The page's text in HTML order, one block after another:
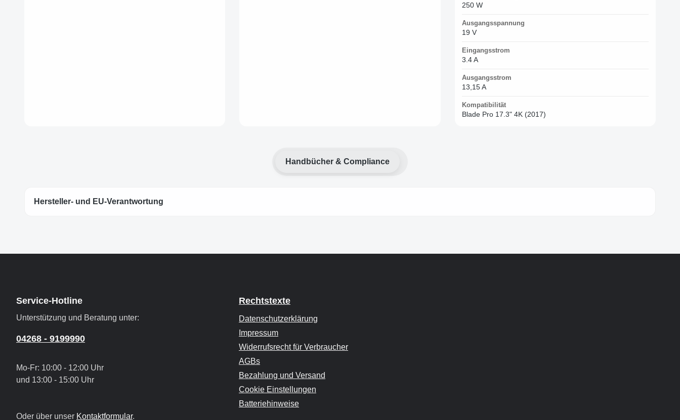
250 W
Ausgangsspannung
19 V
Eingangsstrom
3.4 A
Ausgangsstrom
13,15 A
Kompatibilität
Blade Pro 17.3" 4K (2017)
Handbücher & Compliance
Hersteller- und EU-Verantwortung
Service-Hotline
Unterstützung und Beratung unter:
04268 - 9199990
Mo-Fr: 10:00 - 12:00 Uhr
und 13:00 - 15:00 Uhr
Oder über unser Kontaktformular.
Rechtstexte
Datenschutzerklärung
Impressum
Widerrufsrecht für Verbraucher
AGBs
Bezahlung und Versand
Cookie Einstellungen
Batteriehinweise